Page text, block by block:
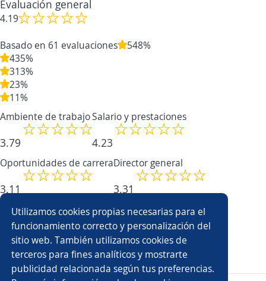
Utilizamos cookies propias necesarias para el
funcionamiento correcto y personalización del
sitio web. También utilizamos cookies de
terceros para fines analíticos y mostrarte
publicidad relacionada según tus preferencias.
Evaluación general
4.19
Basado en 61 evaluaciones 548%
435%
313%
23%
11%
Ambiente de trabajo
3.79
Salario y prestaciones
4.23
Oportunidades de carrera
3.11
Director general
3.31
78%
profesionales recomiendan trabajar aquí
Evaluar Empresa